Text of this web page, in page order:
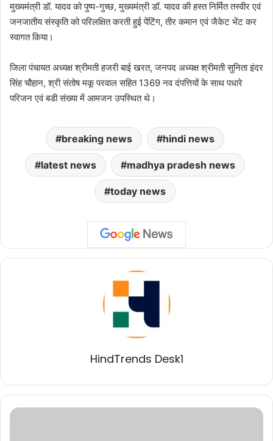
मुख्यमंत्री डॉ. यादव को पुष्प-गुच्छ, मुख्यमंत्री डॉ. यादव की हस्त निर्मित तस्वीर एवं
जनजातीय संस्कृति को परिलक्षित करती हुई पेंटिंग, तीर कमान एवं जैकेट भेंट कर
स्वागत किया।
जिला पंचायत अध्यक्ष श्रीमती हजरी बाई खरत, जनपद अध्यक्ष श्रीमती सुनिता इंदर
सिंह चौहान, श्री संतोष मकू परवाल सहित 1369 नव दंपत्तियों के साथ पधारे
परिजन एवं बडी संख्या में आमजन उपस्थित थे।
breaking news hindi news
latest news madhya pradesh news
today news
HindTrends Desk1
श्रमिकों